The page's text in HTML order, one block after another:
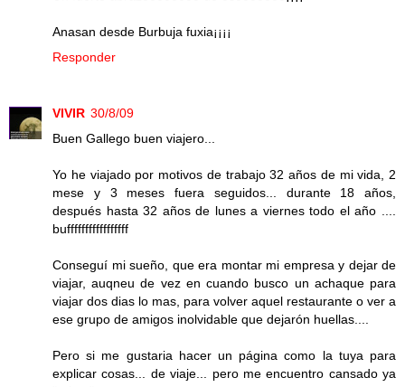
Anasan desde Burbuja fuxia¡¡¡¡
Responder
VIVIR 30/8/09
Buen Gallego buen viajero...
Yo he viajado por motivos de trabajo 32 años de mi vida, 2
mese y 3 meses fuera seguidos... durante 18 años,
después hasta 32 años de lunes a viernes todo el año ....
bufffffffffffffffff
Conseguí mi sueño, que era montar mi empresa y dejar de
viajar, auqneu de vez en cuando busco un achaque para
viajar dos dias lo mas, para volver aquel restaurante o ver a
ese grupo de amigos inolvidable que dejarón huellas....
Pero si me gustaria hacer un página como la tuya para
explicar cosas... de viaje... pero me encuentro cansado ya